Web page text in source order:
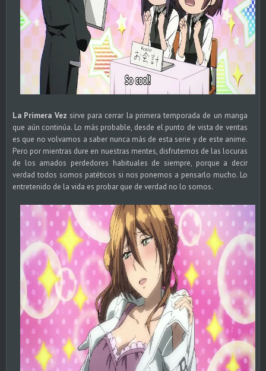
La Primera Vez sirve para cerrar la primera temporada de un manga
que aún continúa. Lo más probable, desde el punto de vista de ventas
es que no volvamos a saber nunca más de esta serie y de este anime.
Pero por mientras dure en nuestras mentes, disfrutemos de las locuras
de los amados perdedores habituales de siempre, porque a decir
verdad todos somos patéticos si nos ponemos a pensarlo mucho. Lo
entretenido de la vida es probar que de verdad no lo somos.